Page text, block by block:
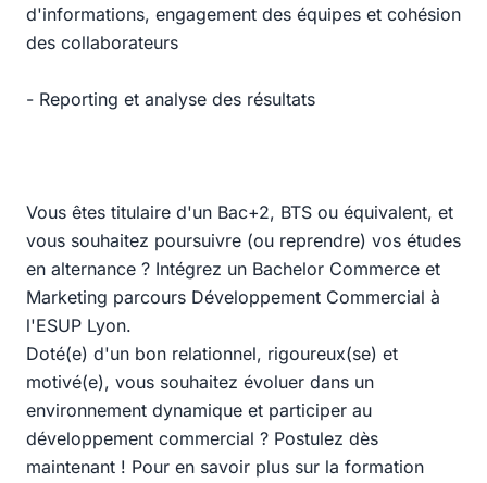
d'informations, engagement des équipes et cohésion
des collaborateurs
- Reporting et analyse des résultats
Vous êtes titulaire d'un Bac+2, BTS ou équivalent, et
vous souhaitez poursuivre (ou reprendre) vos études
en alternance ? Intégrez un Bachelor Commerce et
Marketing parcours Développement Commercial à
l'ESUP Lyon.
Doté(e) d'un bon relationnel, rigoureux(se) et
motivé(e), vous souhaitez évoluer dans un
environnement dynamique et participer au
développement commercial ? Postulez dès
maintenant ! Pour en savoir plus sur la formation